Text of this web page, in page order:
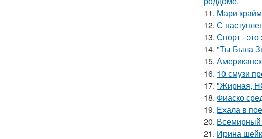
11. Мари
12. С
13. Спорт - это
14. "Ты Была
15.
16. 10 смузи
17. "Жирная,
18. Фиаско
19. Ехала в
20. Всемирный
21. Ирина